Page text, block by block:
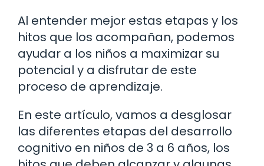
Al entender mejor estas etapas y los
hitos que los acompañan, podemos
ayudar a los niños a maximizar su
potencial y a disfrutar de este
proceso de aprendizaje.
En este artículo, vamos a desglosar
las diferentes etapas del desarrollo
cognitivo en niños de 3 a 6 años, los